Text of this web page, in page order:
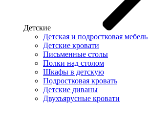
Детские
Детская и подростковая мебель
Детские кровати
Письменные столы
Полки над столом
Шкафы в детскую
Подростковая кровать
Детские диваны
Двухъярусные кровати